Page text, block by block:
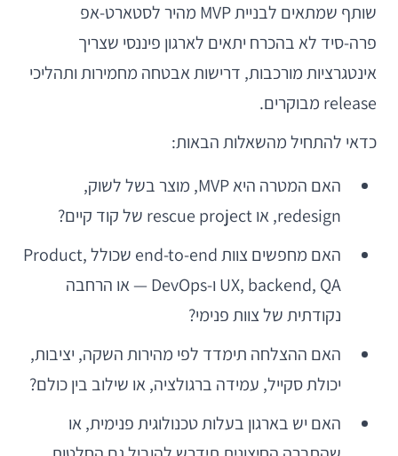
שותף שמתאים לבניית MVP מהיר לסטארט-אפ
פרה-סיד לא בהכרח יתאים לארגון פיננסי שצריך
אינטגרציות מורכבות, דרישות אבטחה מחמירות ותהליכי
release מבוקרים.
כדאי להתחיל מהשאלות הבאות:
האם המטרה היא MVP, מוצר בשל לשוק,
redesign, או rescue project של קוד קיים?
האם מחפשים צוות end-to-end שכולל Product,
UX, backend, QA ו-DevOps — או הרחבה
נקודתית של צוות פנימי?
האם ההצלחה תימדד לפי מהירות השקה, יציבות,
יכולת סקייל, עמידה ברגולציה, או שילוב בין כולם?
האם יש בארגון בעלות טכנולוגית פנימית, או